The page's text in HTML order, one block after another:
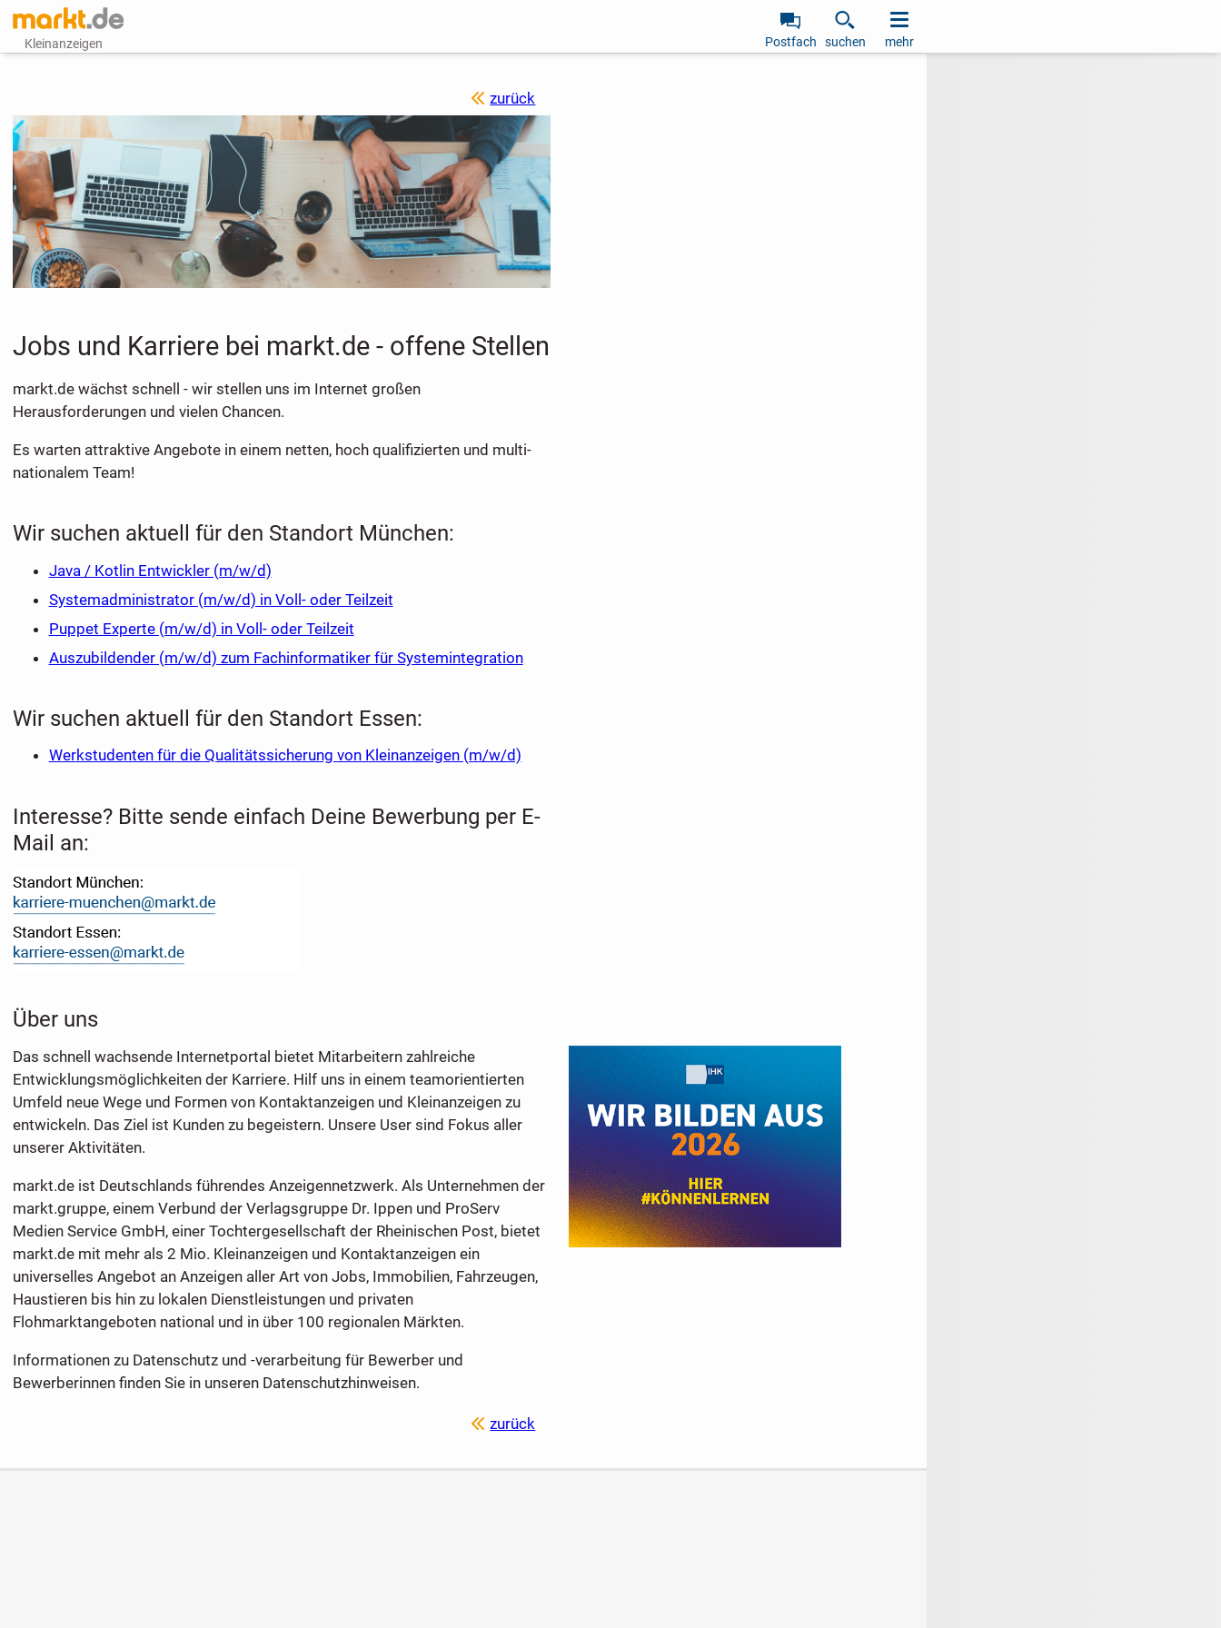
Kleinanzeigen Postfach suchen mehr
zurück
Jobs und Karriere bei markt.de - offene Stellen
markt.de wächst schnell - wir stellen uns im Internet großen
Herausforderungen und vielen Chancen.
Es warten attraktive Angebote in einem netten, hoch qualifizierten und multi-
nationalem Team!
Wir suchen aktuell für den Standort München:
Java / Kotlin Entwickler (m/w/d)
Systemadministrator (m/w/d) in Voll- oder Teilzeit
Puppet Experte (m/w/d) in Voll- oder Teilzeit
Auszubildender (m/w/d) zum Fachinformatiker für Systemintegration
Wir suchen aktuell für den Standort Essen:
Werkstudenten für die Qualitätssicherung von Kleinanzeigen (m/w/d)
Interesse? Bitte sende einfach Deine Bewerbung per E-
Mail an:
Über uns
Das schnell wachsende Internetportal bietet Mitarbeitern zahlreiche
Entwicklungsmöglichkeiten der Karriere. Hilf uns in einem teamorientierten
Umfeld neue Wege und Formen von Kontaktanzeigen und Kleinanzeigen zu
entwickeln. Das Ziel ist Kunden zu begeistern. Unsere User sind Fokus aller
unserer Aktivitäten.
markt.de ist Deutschlands führendes Anzeigennetzwerk. Als Unternehmen der
markt.gruppe, einem Verbund der Verlagsgruppe Dr. Ippen und ProServ
Medien Service GmbH, einer Tochtergesellschaft der Rheinischen Post, bietet
markt.de mit mehr als 2 Mio. Kleinanzeigen und Kontaktanzeigen ein
universelles Angebot an Anzeigen aller Art von Jobs, Immobilien, Fahrzeugen,
Haustieren bis hin zu lokalen Dienstleistungen und privaten
Flohmarktangeboten national und in über 100 regionalen Märkten.
Informationen zu Datenschutz und -verarbeitung für Bewerber und
Bewerberinnen finden Sie in unseren Datenschutzhinweisen.
zurück